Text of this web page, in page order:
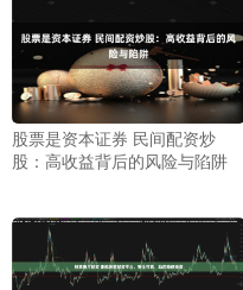
股票是资本证券 民间配资炒
股：高收益背后的风险与陷阱